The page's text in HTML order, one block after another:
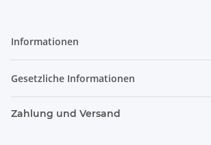
Informationen
Gesetzliche Informationen
Zahlung und Versand